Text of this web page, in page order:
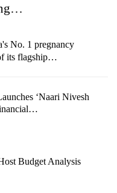
No. 1 pregnancy
its flagship…
‘Naari Nivesh
Budget Analysis